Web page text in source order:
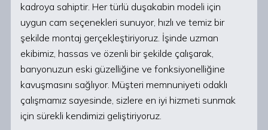
kadroya sahiptir. Her türlü duşakabin modeli için
uygun cam seçenekleri sunuyor, hızlı ve temiz bir
şekilde montaj gerçekleştiriyoruz. İşinde uzman
ekibimiz, hassas ve özenli bir şekilde çalışarak,
banyonuzun eski güzelliğine ve fonksiyonelliğine
kavuşmasını sağlıyor. Müşteri memnuniyeti odaklı
çalışmamız sayesinde, sizlere en iyi hizmeti sunmak
için sürekli kendimizi geliştiriyoruz.